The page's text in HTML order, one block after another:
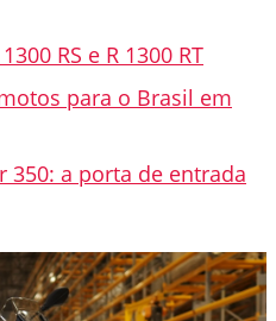
RS e R 1300 RT
para o Brasil em
350: a porta de entrada